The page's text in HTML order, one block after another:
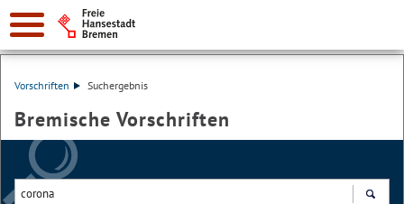
Vorschriften Suchergebnis
Bremische Vorschriften